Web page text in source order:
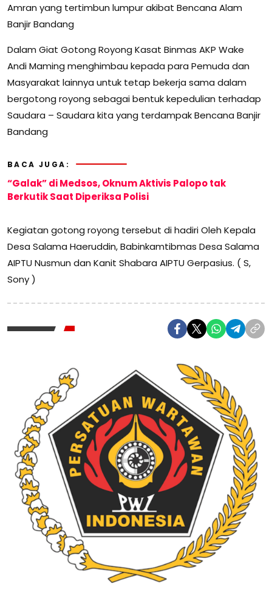
Amran yang tertimbun lumpur akibat Bencana Alam
Banjir Bandang
Dalam Giat Gotong Royong Kasat Binmas AKP Wake
Andi Maming menghimbau kepada para Pemuda dan
Masyarakat lainnya untuk tetap bekerja sama dalam
bergotong royong sebagai bentuk kepedulian terhadap
Saudara – Saudara kita yang terdampak Bencana Banjir
Bandang
BACA JUGA:
“Galak” di Medsos, Oknum Aktivis Palopo tak
Berkutik Saat Diperiksa Polisi
Kegiatan gotong royong tersebut di hadiri Oleh Kepala
Desa Salama Haeruddin, Babinkamtibmas Desa Salama
AIPTU Nusmun dan Kanit Shabara AIPTU Gerpasius. ( S,
Sony )